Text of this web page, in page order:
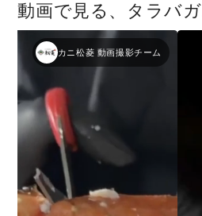
動画で見る、タラバ
カニ松菱 動画撮影チーム